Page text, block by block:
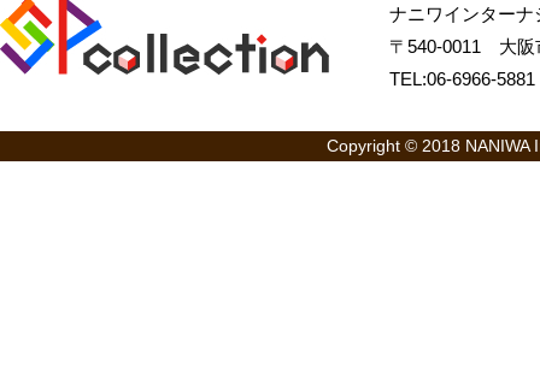
ナニワインター
〒540-0011 大阪
TEL:06-6966-
Copyright © 2018 NANIWA